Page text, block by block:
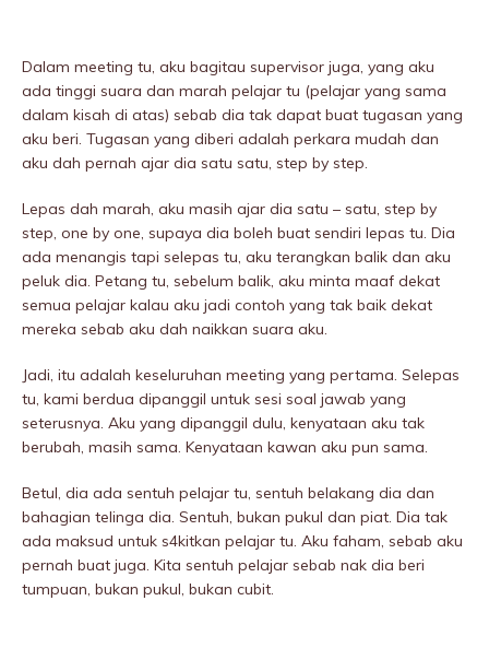
Dalam meeting tu, aku bagitau supervisor juga, yang aku
ada tinggi suara dan marah pelajar tu (pelajar yang sama
dalam kisah di atas) sebab dia tak dapat buat tugasan yang
aku beri. Tugasan yang diberi adalah perkara mudah dan
aku dah pernah ajar dia satu satu, step by step.
Lepas dah marah, aku masih ajar dia satu – satu, step by
step, one by one, supaya dia boleh buat sendiri lepas tu. Dia
ada menangis tapi selepas tu, aku terangkan balik dan aku
peIuk dia. Petang tu, sebelum balik, aku minta maaf dekat
semua pelajar kalau aku jadi contoh yang tak baik dekat
mereka sebab aku dah naikkan suara aku.
Jadi, itu adalah keseluruhan meeting yang pertama. Selepas
tu, kami berdua dipanggil untuk sesi soal jawab yang
seterusnya. Aku yang dipanggil dulu, kenyataan aku tak
berubah, masih sama. Kenyataan kawan aku pun sama.
Betul, dia ada sentuh pelajar tu, sentuh belakang dia dan
bahagian telinga dia. Sentuh, bukan pukuI dan piat. Dia tak
ada maksud untuk s4kitkan pelajar tu. Aku faham, sebab aku
pernah buat juga. Kita sentuh pelajar sebab nak dia beri
tumpuan, bukan pukuI, bukan cubit.